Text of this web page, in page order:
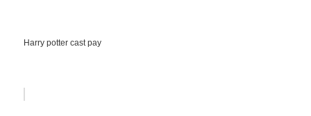
Harry potter cast pay